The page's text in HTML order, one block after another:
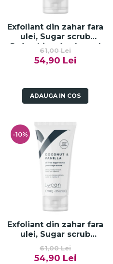
Exfoliant din zahar fara
ulei, Sugar scrub
Refreshing Apple and
Cranberry - 100g
61,00 Lei
54,90 Lei
ADAUGA IN COS
-10%
Exfoliant din zahar fara
ulei, Sugar scrub
Summery Coconut and
Vanilla - 100g
61,00 Lei
54,90 Lei